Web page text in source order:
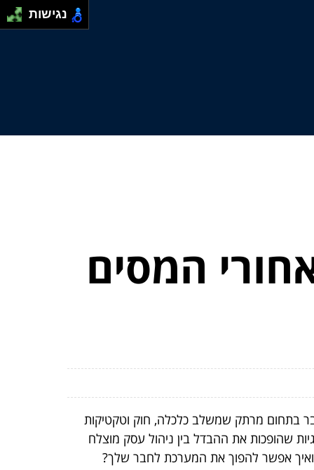
המסים
בתחום מרתק שמשלב כלכלה, חוק וטקטיקות
שהופכות את ההבדל בין ניהול עסק מוצלח
ואיך אפשר להפוך את המערכת לחבר שלך?
נגישות